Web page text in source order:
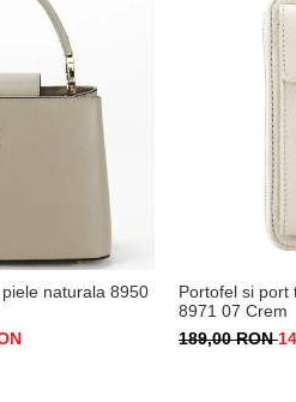
naturala 8950
Portofel si port
8971 07 Crem
189,00 RON